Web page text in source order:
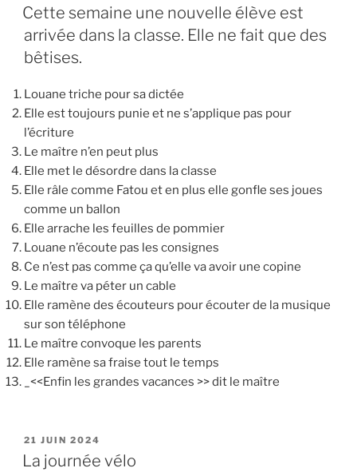
LE
Cette semaine une nouvelle élève est
arrivée dans la classe. Elle ne fait que des
bêtises.
Louane triche pour sa dictée
Elle est toujours punie et ne s’applique pas pour
l’écriture
Le maître n’en peut plus
Elle met le désordre dans la classe
Elle râle comme Fatou et en plus elle gonfle ses joues
comme un ballon
Elle arrache les feuilles de pommier
Louane n’écoute pas les consignes
Ce n’est pas comme ça qu’elle va avoir une copine
Le maître va péter un cable
Elle ramène des écouteurs pour écouter de la musique
sur son téléphone
Le maître convoque les parents
Elle ramène sa fraise tout le temps
_<<Enfin les grandes vacances >> dit le maître
PUBLIÉ
LE
21 JUIN 2024
La journée vélo